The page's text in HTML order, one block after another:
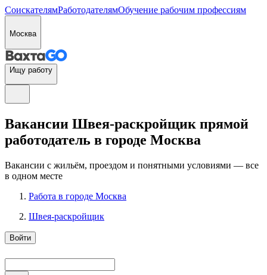
СоискателямРаботодателямОбучение рабочим профессиям
Москва
Ищу работу
Вакансии Швея-раскройщик прямой
работодатель в городе Москва
Вакансии с жильём, проездом и понятными условиями — все
в одном месте
Работа в городе Москва
Швея-раскройщик
Войти